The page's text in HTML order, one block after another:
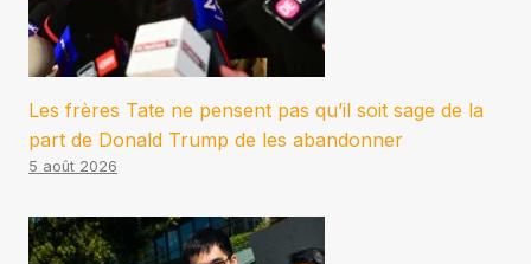
Les frères Tate ne pensent pas qu’il soit sage de la
part de Donald Trump de les abandonner
5 août 2026